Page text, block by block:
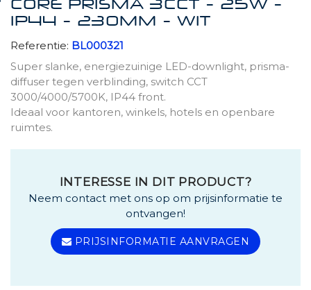
CORE PRISMA 3CCT - 25W -
IP44 - 230MM - WIT
Referentie: BL000321
Super slanke, energiezuinige LED-downlight, prisma-
diffuser tegen verblinding, switch CCT
3000/4000/5700K, IP44 front.
Ideaal voor kantoren, winkels, hotels en openbare
ruimtes.
INTERESSE IN DIT PRODUCT?
Neem contact met ons op om prijsinformatie te
ontvangen!
PRIJSINFORMATIE AANVRAGEN